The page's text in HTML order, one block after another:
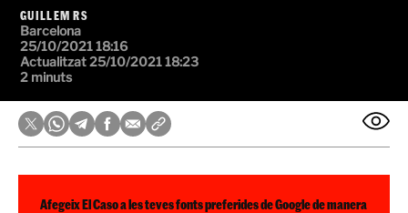
GUILLEM RS
Barcelona
25/10/2021 18:16
Actualitzat 25/10/2021 18:23
2 minuts
Afegeix El Caso a les teves fonts preferides de Google de manera